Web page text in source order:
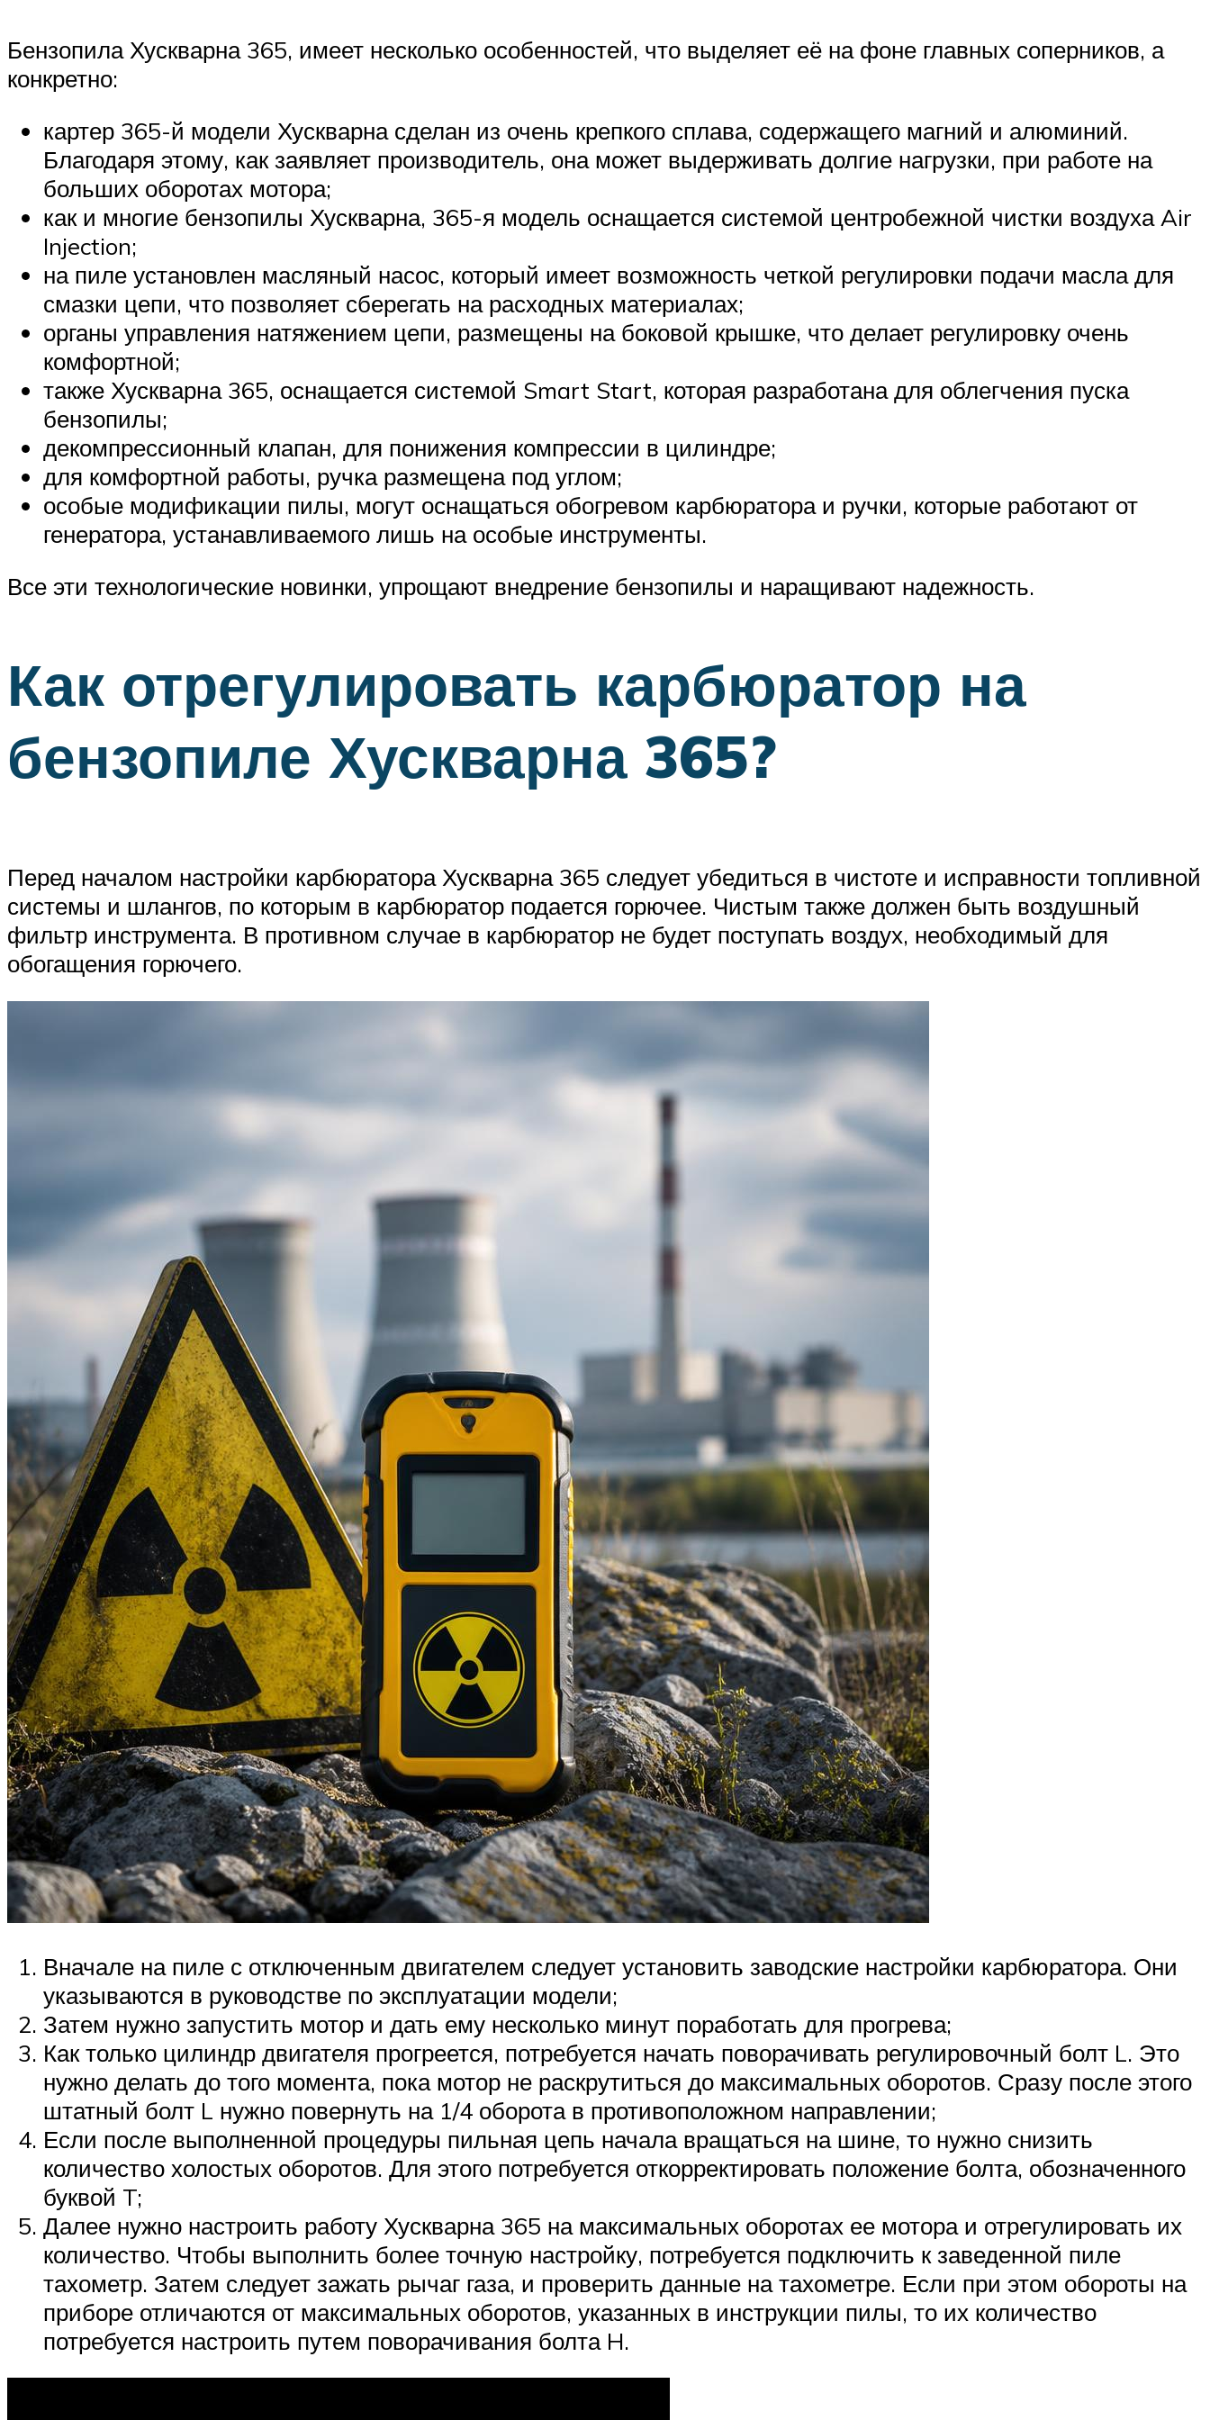
Бензопила Хускварна 365, имеет несколько особенностей, что выделяет её на фоне главных соперников, а
конкретно:
картер 365-й модели Хускварна сделан из очень крепкого сплава, содержащего магний и алюминий.
Благодаря этому, как заявляет производитель, она может выдерживать долгие нагрузки, при работе на
больших оборотах мотора;
как и многие бензопилы Хускварна, 365-я модель оснащается системой центробежной чистки воздуха Air
Injection;
на пиле установлен масляный насос, который имеет возможность четкой регулировки подачи масла для
смазки цепи, что позволяет сберегать на расходных материалах;
органы управления натяжением цепи, размещены на боковой крышке, что делает регулировку очень
комфортной;
также Хускварна 365, оснащается системой Smart Start, которая разработана для облегчения пуска
бензопилы;
декомпрессионный клапан, для понижения компрессии в цилиндре;
для комфортной работы, ручка размещена под углом;
особые модификации пилы, могут оснащаться обогревом карбюратора и ручки, которые работают от
генератора, устанавливаемого лишь на особые инструменты.
Все эти технологические новинки, упрощают внедрение бензопилы и наращивают надежность.
Как отрегулировать карбюратор на
бензопиле Хускварна 365?
Перед началом настройки карбюратора Хускварна 365 следует убедиться в чистоте и исправности топливной
системы и шлангов, по которым в карбюратор подается горючее. Чистым также должен быть воздушный
фильтр инструмента. В противном случае в карбюратор не будет поступать воздух, необходимый для
обогащения горючего.
Вначале на пиле с отключенным двигателем следует установить заводские настройки карбюратора. Они
указываются в руководстве по эксплуатации модели;
Затем нужно запустить мотор и дать ему несколько минут поработать для прогрева;
Как только цилиндр двигателя прогреется, потребуется начать поворачивать регулировочный болт L. Это
нужно делать до того момента, пока мотор не раскрутиться до максимальных оборотов. Сразу после этого
штатный болт L нужно повернуть на 1/4 оборота в противоположном направлении;
Если после выполненной процедуры пильная цепь начала вращаться на шине, то нужно снизить
количество холостых оборотов. Для этого потребуется откорректировать положение болта, обозначенного
буквой T;
Далее нужно настроить работу Хускварна 365 на максимальных оборотах ее мотора и отрегулировать их
количество. Чтобы выполнить более точную настройку, потребуется подключить к заведенной пиле
тахометр. Затем следует зажать рычаг газа, и проверить данные на тахометре. Если при этом обороты на
приборе отличаются от максимальных оборотов, указанных в инструкции пилы, то их количество
потребуется настроить путем поворачивания болта H.